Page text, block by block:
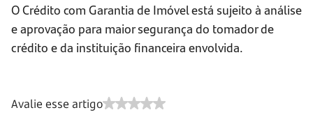
O Crédito com Garantia de Imóvel está sujeito à análise
e aprovação para maior segurança do tomador de
crédito e da instituição financeira envolvida.
Avalie esse artigo